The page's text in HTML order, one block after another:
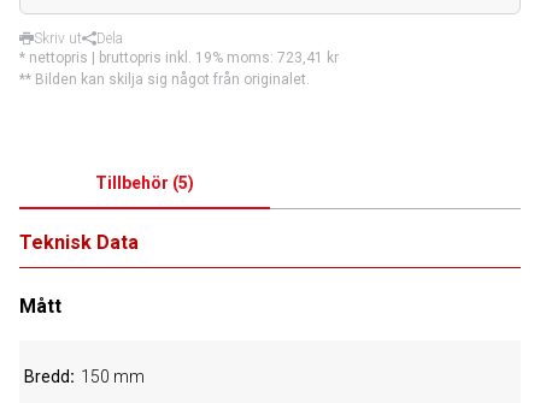
Skriv ut
Dela
* nettopris | bruttopris inkl. 19% moms: 723,41 kr
** Bilden kan skilja sig något från originalet.
Tillbehör (5)
Teknisk Data
Mått
Bredd 150 mm